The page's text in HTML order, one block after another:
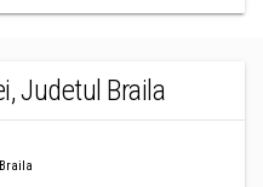
Judetul Braila